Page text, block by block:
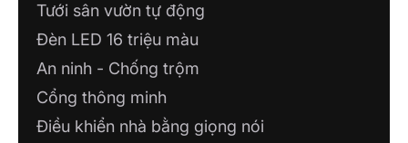
Tưới sân vườn tự động
Đèn LED 16 triệu màu
An ninh - Chống trộm
Cổng thông minh
Điều khiển nhà bằng giọng nói